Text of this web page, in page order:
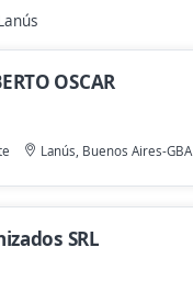
OSCAR
Lanús, Buenos Aires-GBA
SRL